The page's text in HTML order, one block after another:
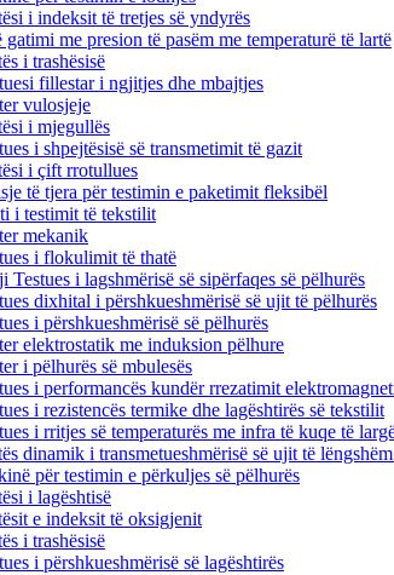
i indeksit të tretjes së yndyrës
gatimi me presion të pasëm me temperaturë të lartë
i trashësisë
fillestar i ngjitjes dhe mbajtjes
vulosjeje
i mjegullës
i shpejtësisë së transmetimit të gazit
i çift rrotullues
të tjera për testimin e paketimit fleksibël
i testimit të tekstilit
mekanik
i flokulimit të thatë
Testues i lagshmërisë së sipërfaqes së pëlhurës
dixhital i përshkueshmërisë së ujit të pëlhurës
i përshkueshmërisë së pëlhurës
elektrostatik me induksion pëlhure
i pëlhurës së mbulesës
i performancës kundër rrezatimit
i rezistencës termike dhe lagështirës së tekstilit
i rritjes së temperaturës me infra të kuqe të
dinamik i transmetueshmërisë së ujit të
për testimin e përkuljes së pëlhurës
i lagështisë
e indeksit të oksigjenit
i trashësisë
i përshkueshmërisë së lagështirës